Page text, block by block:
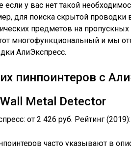
если у вас нет такой
для поиска скрытой проводки
предметов на пропускных
многофункциональный и мы
АлиЭкспресс.
пинпоинтеров с
Metal Detector
от 2 426 руб. Рейтинг (2019):
часто указывают в